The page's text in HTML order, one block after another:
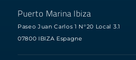
Puerto Marina Ibiza
Paseo Juan Carlos 1 N°20 Local 3.1
07800 IBIZA Espagne